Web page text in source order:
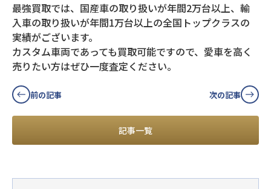
最強買取では、国産車の取り扱いが年間2万台以上、輸
入車の取り扱いが年間1万台以上の全国トップクラスの
実績がございます。
カスタム車両であっても買取可能ですので、愛車を高く
売りたい方はぜひ一度査定ください。
前の記事
記事一覧
次の記事